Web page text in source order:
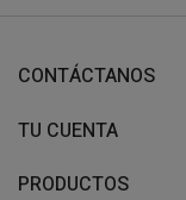
CONTÁCTANOS
TU CUENTA
PRODUCTOS